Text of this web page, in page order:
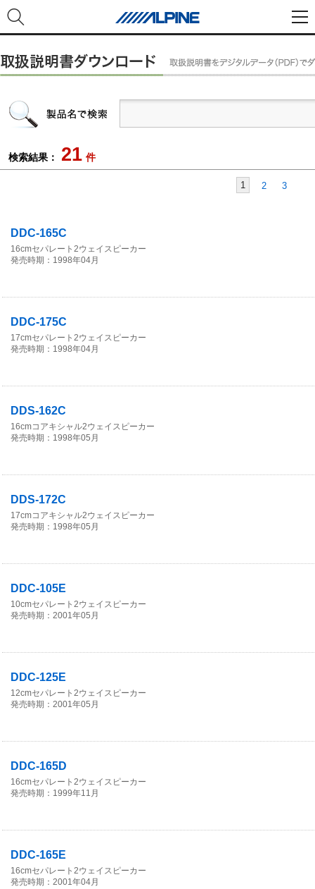
検索結果： 21 件
1 2 3
DDC-165C
16cmセパレート2ウェイスピーカー
発売時期：1998年04月
DDC-175C
17cmセパレート2ウェイスピーカー
発売時期：1998年04月
DDS-162C
16cmコアキシャル2ウェイスピーカー
発売時期：1998年05月
DDS-172C
17cmコアキシャル2ウェイスピーカー
発売時期：1998年05月
DDC-105E
10cmセパレート2ウェイスピーカー
発売時期：2001年05月
DDC-125E
12cmセパレート2ウェイスピーカー
発売時期：2001年05月
DDC-165D
16cmセパレート2ウェイスピーカー
発売時期：1999年11月
DDC-165E
16cmセパレート2ウェイスピーカー
発売時期：2001年04月